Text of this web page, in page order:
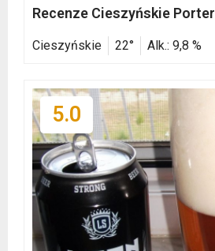
Recenze Cieszyńskie Porter
Cieszyńskie 22° Alk.: 9,8 %
5.0